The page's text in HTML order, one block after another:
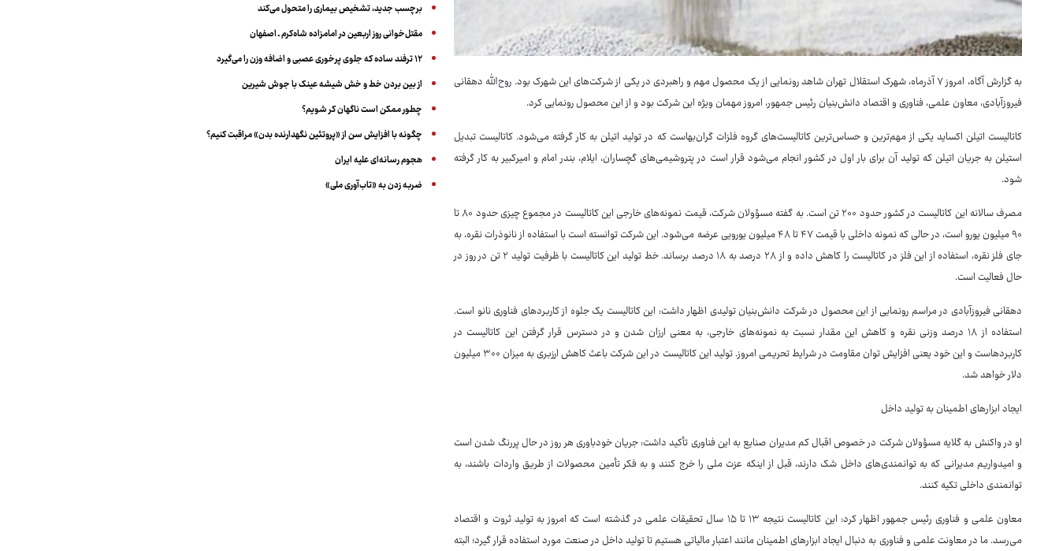
به گزارش آگاه، امروز ۷ آذرماه، شهرک استقلال تهران شاهد رونمایی از یک محصول مهم و راهبردی در یکی از شرکت‌های این شهرک بود. روح‌الله دهقانی
فیروزآبادی، معاون علمی، فناوری و اقتصاد دانش‌بنیان رئیس جمهور، امروز مهمان ویژه این شرکت بود و از این محصول رونمایی کرد.
کاتالیست اتیلن اکساید یکی از مهم‌ترین و حساس‌ترین کاتالیست‌های گروه فلزات گران‌بهاست که در تولید اتیلن به کار گرفته می‌شود. کاتالیست تبدیل
استیلن به جریان اتیلن که تولید آن برای بار اول در کشور انجام می‌شود قرار است در پتروشیمی‌های گچساران، ایلام، بندر امام و امیرکبیر به کار گرفته
شود.
مصرف سالانه این کاتالیست در کشور حدود ۲۰۰ تن است. به گفته مسؤولان شرکت، قیمت نمونه‌های خارجی این کاتالیست در مجموع چیزی حدود ۸۰ تا
۹۰ میلیون یورو است، در حالی که نمونه داخلی با قیمت ۴۷ تا ۴۸ میلیون یورویی عرضه می‌شود. این شرکت توانسته است با استفاده از نانوذرات نقره، به
جای فلز نقره، استفاده از این فلز در کاتالیست را کاهش داده و از ۲۸ درصد به ۱۸ درصد برساند. خط تولید این کاتالیست با ظرفیت تولید ۲ تن در روز در
حال فعالیت است.
دهقانی فیروزآبادی در مراسم رونمایی از این محصول در شرکت دانش‌بنیان تولیدی اظهار داشت: این کاتالیست یک جلوه از کاربردهای فناوری نانو است.
استفاده از ۱۸ درصد وزنی نقره و کاهش این مقدار نسبت به نمونه‌های خارجی، به معنی ارزان شدن و در دسترس قرار گرفتن این کاتالیست در
کاربردهاست و این خود یعنی افزایش توان مقاومت در شرایط تحریمی امروز. تولید این کاتالیست در این شرکت باعث کاهش ارزبری به میزان ۳۰۰ میلیون
دلار خواهد شد.
ایجاد ابزارهای اطمینان به تولید داخل
او در واکنش به گلایه مسؤولان شرکت در خصوص اقبال کم مدیران صنایع به این فناوری تأکید داشت: جریان خودباوری هر روز در حال پررنگ شدن است
و امیدواریم مدیرانی که به توانمندی‌های داخل شک دارند، قبل از اینکه عزت ملی را خرج کنند و به فکر تأمین محصولات از طریق واردات باشند، به
توانمندی داخلی تکیه کنند.
معاون علمی و فناوری رئیس جمهور اظهار کرد: این کاتالیست نتیجه ۱۳ تا ۱۵ سال تحقیقات علمی در گذشته است که امروز به تولید ثروت و اقتصاد
می‌رسد. ما در معاونت علمی و فناوری به دنبال ایجاد ابزارهای اطمینان مانند اعتبار مالیاتی هستیم تا تولید داخل در صنعت مورد استفاده قرار گیرد؛ البته
برچسب جدید، تشخیص بیماری را متحول می‌کند
مقتل‌خوانی روز اربعین در امامزاده شاه‌کرم ـ اصفهان
۱۲ ترفند ساده که جلوی پرخوری عصبی و اضافه ‌وزن را می‌گیرد
از بین بردن خط و خش شیشه عینک با جوش شیرین
چطور ممکن است ناگهان کر شویم؟
چگونه با افزایش سن از «پروتئین نگهدارنده بدن» مراقبت کنیم؟
هجوم رسانه‌ای علیه ایران
ضربه زدن به «تاب‌آوری ملی»